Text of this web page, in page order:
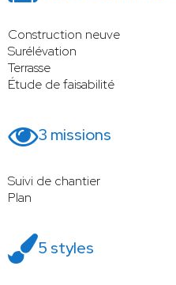
Construction neuve
Surélévation
Terrasse
Étude de faisabilité
3 missions
Suivi de chantier
Plan
5 styles